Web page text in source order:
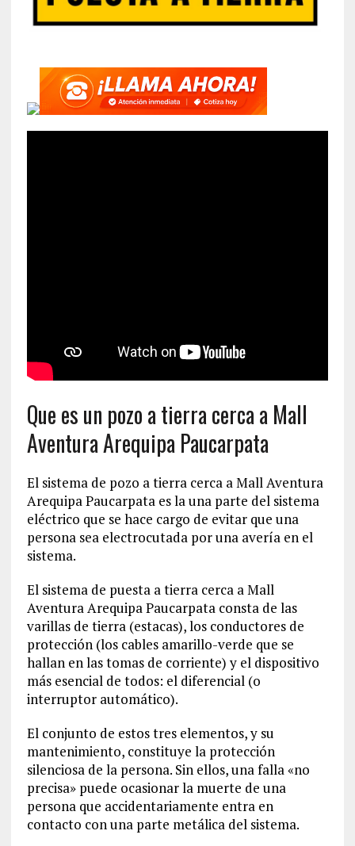
Que es un pozo a tierra cerca a Mall
Aventura Arequipa Paucarpata
El sistema de pozo a tierra cerca a Mall Aventura
Arequipa Paucarpata es la una parte del sistema
eléctrico que se hace cargo de evitar que una
persona sea electrocutada por una avería en el
sistema.
El sistema de puesta a tierra cerca a Mall
Aventura Arequipa Paucarpata consta de las
varillas de tierra (estacas), los conductores de
protección (los cables amarillo-verde que se
hallan en las tomas de corriente) y el dispositivo
más esencial de todos: el diferencial (o
interruptor automático).
El conjunto de estos tres elementos, y su
mantenimiento, constituye la protección
silenciosa de la persona. Sin ellos, una falla «no
precisa» puede ocasionar la muerte de una
persona que accidentariamente entra en
contacto con una parte metálica del sistema.